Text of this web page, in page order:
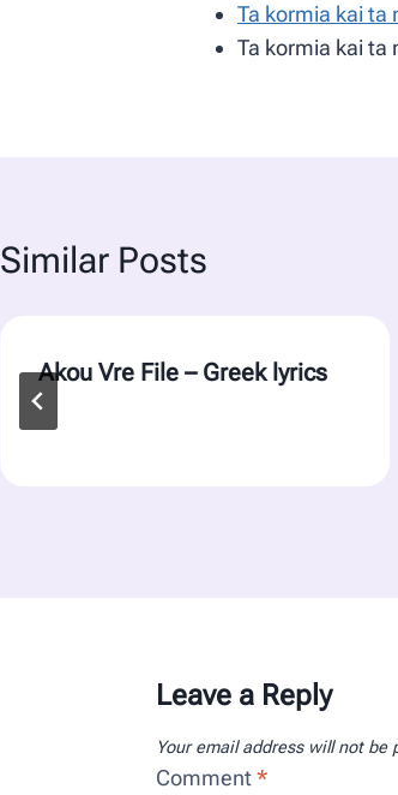
Ta kormia kai ta
Ta kormia kai ta
Similar Posts
Akou Vre File – Greek lyrics
Leave a Reply
Your email address will not be
Comment*